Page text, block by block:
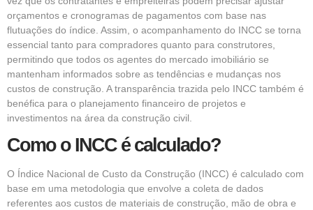
orçamentos e cronogramas de pagamentos com base nas
flutuações do índice. Assim, o acompanhamento do INCC se torna
essencial tanto para compradores quanto para construtores,
permitindo que todos os agentes do mercado imobiliário se
mantenham informados sobre as tendências e mudanças nos
custos de construção. A transparência trazida pelo INCC também é
benéfica para o planejamento financeiro de projetos e
investimentos na área da construção civil.
Como o INCC é calculado?
O Índice Nacional de Custo da Construção (INCC) é calculado com
base em uma metodologia que envolve a coleta de dados
referentes aos custos de materiais de construção, mão de obra e